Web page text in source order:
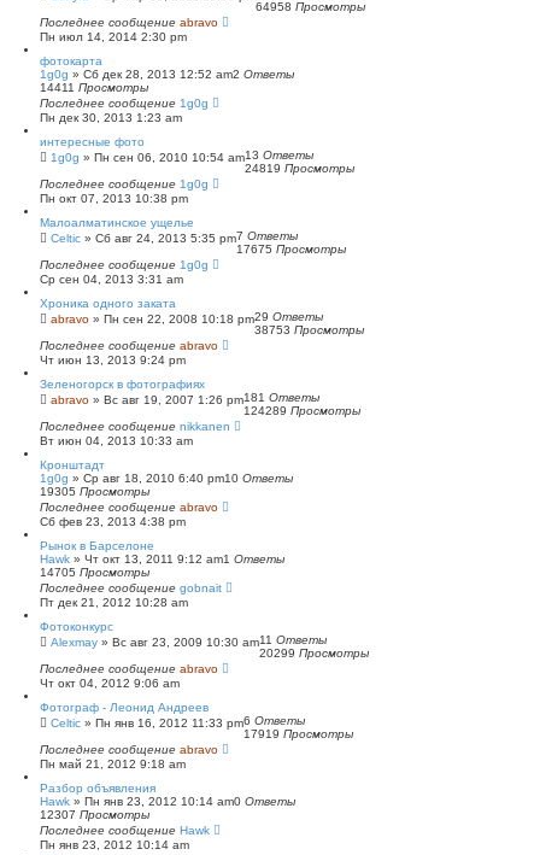
64958 Просмотры
Последнее сообщение abravo
Пн июл 14, 2014 2:30 pm
фотокарта
1g0g » Сб дек 28, 2013 12:52 am2 Ответы
14411 Просмотры
Последнее сообщение 1g0g
Пн дек 30, 2013 1:23 am
интересные фото
1g0g » Пн сен 06, 2010 10:54 am13 Ответы
24819 Просмотры
Последнее сообщение 1g0g
Пн окт 07, 2013 10:38 pm
Малоалматинское ущелье
Celtic » Сб авг 24, 2013 5:35 pm7 Ответы
17675 Просмотры
Последнее сообщение 1g0g
Ср сен 04, 2013 3:31 am
Хроника одного заката
abravo » Пн сен 22, 2008 10:18 pm29 Ответы
38753 Просмотры
Последнее сообщение abravo
Чт июн 13, 2013 9:24 pm
Зеленогорск в фотографиях
abravo » Вс авг 19, 2007 1:26 pm181 Ответы
124289 Просмотры
Последнее сообщение nikkanen
Вт июн 04, 2013 10:33 am
Кронштадт
1g0g » Ср авг 18, 2010 6:40 pm10 Ответы
19305 Просмотры
Последнее сообщение abravo
Сб фев 23, 2013 4:38 pm
Рынок в Барселоне
Hawk » Чт окт 13, 2011 9:12 am1 Ответы
14705 Просмотры
Последнее сообщение gobnait
Пт дек 21, 2012 10:28 am
Фотоконкурс
Alexmay » Вс авг 23, 2009 10:30 am11 Ответы
20299 Просмотры
Последнее сообщение abravo
Чт окт 04, 2012 9:06 am
Фотограф - Леонид Андреев
Celtic » Пн янв 16, 2012 11:33 pm6 Ответы
17919 Просмотры
Последнее сообщение abravo
Пн май 21, 2012 9:18 am
Разбор объявления
Hawk » Пн янв 23, 2012 10:14 am0 Ответы
12307 Просмотры
Последнее сообщение Hawk
Пн янв 23, 2012 10:14 am